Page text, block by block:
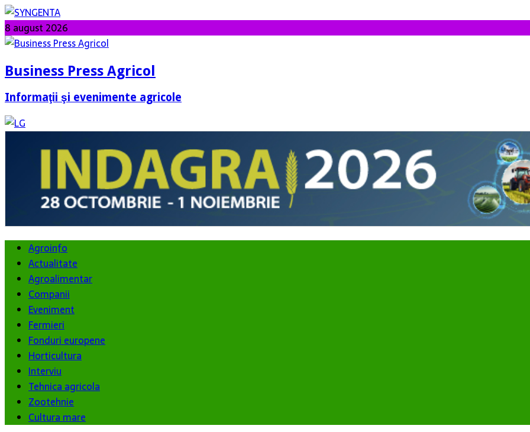
8 august 2026
Business Press Agricol
Informaţii şi evenimente agricole
Agroinfo
Actualitate
Agroalimentar
Companii
Eveniment
Fermieri
Fonduri europene
Horticultura
Interviu
Tehnica agricola
Zootehnie
Cultura mare